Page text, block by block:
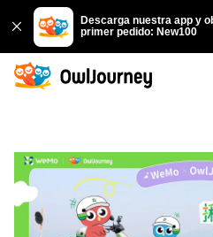
Descarga nuestra app y
primer pedido: New100